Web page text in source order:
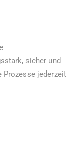
sicher und
Prozesse jederzeit